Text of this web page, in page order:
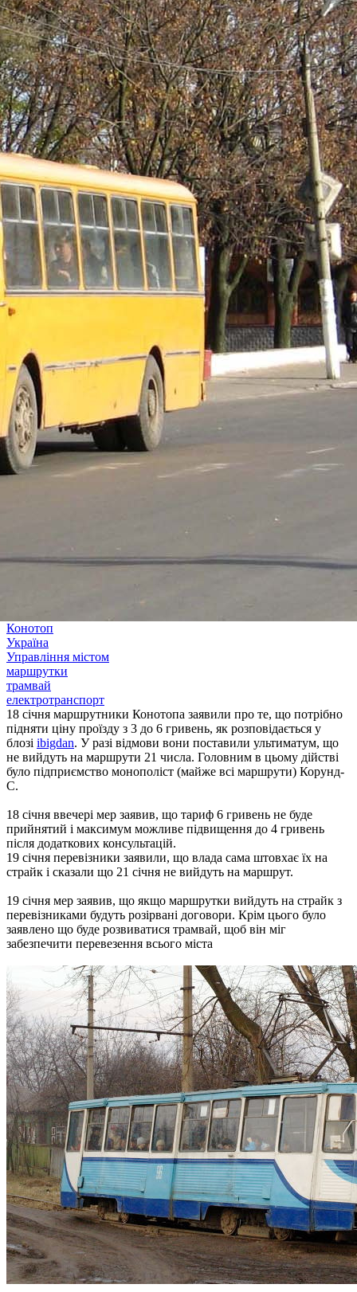
Конотоп
Україна
Управління містом
маршрутки
трамвай
електротранспорт
18 січня маршрутники Конотопа заявили про те, що потрібно
підняти ціну проїзду з 3 до 6 гривень, як розповідається у
блозі ibigdan. У разі відмови вони поставили ультиматум, що
не вийдуть на маршрути 21 числа. Головним в цьому дійстві
було підприємство монополіст (майже всі маршрути) Корунд-
С.
18 січня ввечері мер заявив, що тариф 6 гривень не буде
прийнятий і максимум можливе підвищення до 4 гривень
після додаткових консультацій.
19 січня перевізники заявили, що влада сама штовхає їх на
страйк і сказали що 21 січня не вийдуть на маршрут.
19 січня мер заявив, що якщо маршрутки вийдуть на страйк з
перевізниками будуть розірвані договори. Крім цього було
заявлено що буде розвиватися трамвай, щоб він міг
забезпечити перевезення всього міста